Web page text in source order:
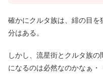
確かにクルタ族は、緋の目
分はある。
しかし、流星街とクルタ族
になるのは必然なのかなぁ・